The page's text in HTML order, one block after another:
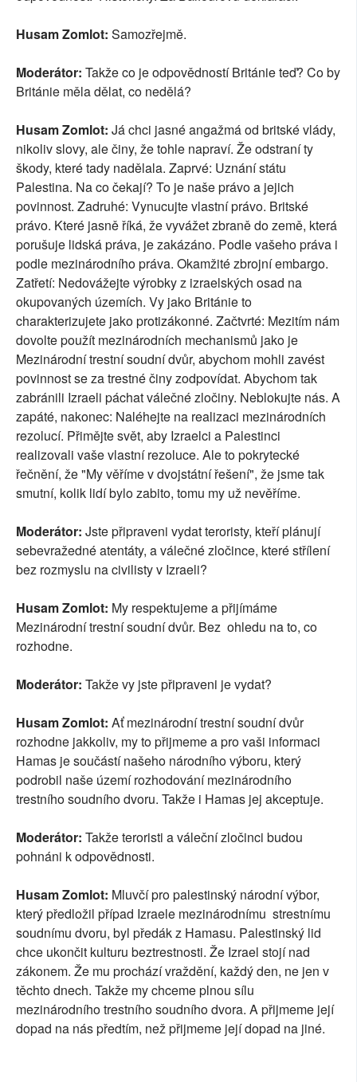
Husam Zomlot: Samozřejmě.
Moderátor: Takže co je odpovědností Británie teď? Co by
Británie měla dělat, co nedělá?
Husam Zomlot: Já chci jasné angažmá od britské vlády,
nikoliv slovy, ale činy, že tohle napraví. Že odstraní ty
škody, které tady nadělala. Zaprvé: Uznání státu
Palestina. Na co čekají? To je naše právo a jejich
povinnost. Zadruhé: Vynucujte vlastní právo. Britské
právo. Které jasně říká, že vyvážet zbraně do země, která
porušuje lidská práva, je zakázáno. Podle vašeho práva i
podle mezinárodního práva. Okamžité zbrojní embargo.
Zatřetí: Nedovážejte výrobky z izraelských osad na
okupovaných územích. Vy jako Británie to
charakterizujete jako protizákonné. Začtvrté: Mezitím nám
dovolte použít mezinárodních mechanismů jako je
Mezinárodní trestní soudní dvůr, abychom mohli zavést
povinnost se za trestné činy zodpovídat. Abychom tak
zabránili Izraeli páchat válečné zločiny. Neblokujte nás. A
zapáté, nakonec: Naléhejte na realizaci mezinárodních
rezolucí. Přimějte svět, aby Izraelci a Palestinci
realizovali vaše vlastní rezoluce. Ale to pokrytecké
řečnění, že "My věříme v dvojstátní řešení", že jsme tak
smutní, kolik lidí bylo zabito, tomu my už nevěříme.
Moderátor: Jste připraveni vydat teroristy, kteří plánují
sebevražedné atentáty, a válečné zločince, které střílení
bez rozmyslu na civilisty v Izraeli?
Husam Zomlot: My respektujeme a přijímáme
Mezinárodní trestní soudní dvůr. Bez ohledu na to, co
rozhodne.
Moderátor: Takže vy jste připraveni je vydat?
Husam Zomlot: Ať mezinárodní trestní soudní dvůr
rozhodne jakkoliv, my to přijmeme a pro vaši informaci
Hamas je součástí našeho národního výboru, který
podrobil naše území rozhodování mezinárodního
trestního soudního dvoru. Takže i Hamas jej akceptuje.
Moderátor: Takže teroristi a váleční zločinci budou
pohnáni k odpovědnosti.
Husam Zomlot: Mluvčí pro palestinský národní výbor,
který předložil případ Izraele mezinárodnímu strestnímu
soudnímu dvoru, byl předák z Hamasu. Palestinský lid
chce ukončit kulturu beztrestnosti. Že Izrael stojí nad
zákonem. Že mu prochází vraždění, každý den, ne jen v
těchto dnech. Takže my chceme plnou sílu
mezinárodního trestního soudního dvora. A přijmeme její
dopad na nás předtím, než přijmeme její dopad na jiné.